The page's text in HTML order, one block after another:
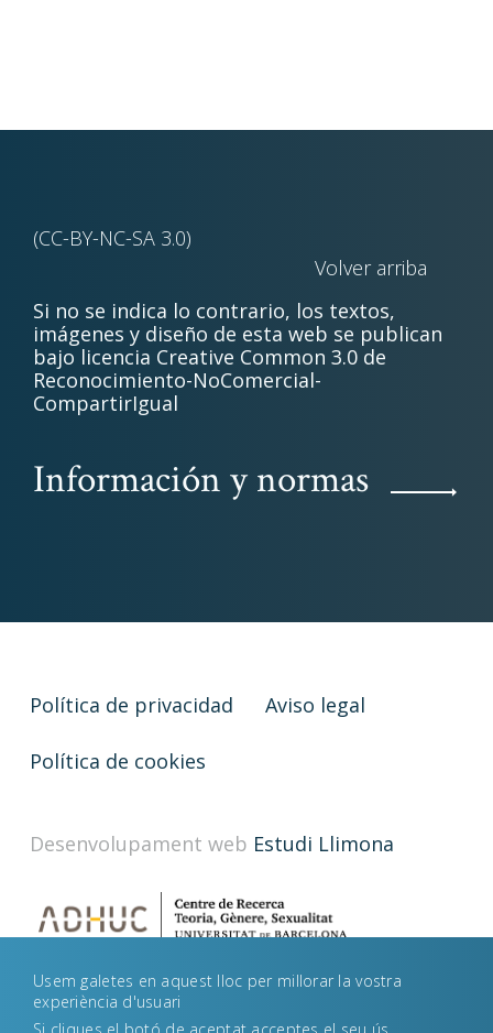
(CC-BY-NC-SA 3.0)
Volver arriba
Si no se indica lo contrario, los textos,
imágenes y diseño de esta web se publican
bajo licencia Creative Common 3.0 de
Reconocimiento-NoComercial-
CompartirIgual
Información y normas
Política de privacidad Aviso legal
Política de cookies
Desenvolupament web Estudi Llimona
Usem galetes en aquest lloc per millorar la vostra
experiència d'usuari